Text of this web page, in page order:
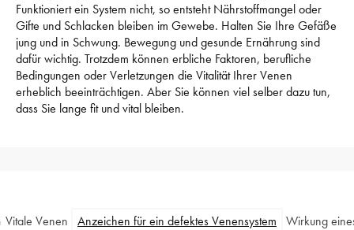
Funktioniert ein System nicht, so entsteht Nährstoffmangel oder
Gifte und Schlacken bleiben im Gewebe. Halten Sie Ihre Gefäße
jung und in Schwung. Bewegung und gesunde Ernährung sind
dafür wichtig. Trotzdem können erbliche Faktoren, berufliche
Bedingungen oder Verletzungen die Vitalität Ihrer Venen
erheblich beeinträchtigen. Aber Sie können viel selber dazu tun,
dass Sie lange fit und vital bleiben.
Vitale Venen Anzeichen für ein defektes Venensystem Wirkung